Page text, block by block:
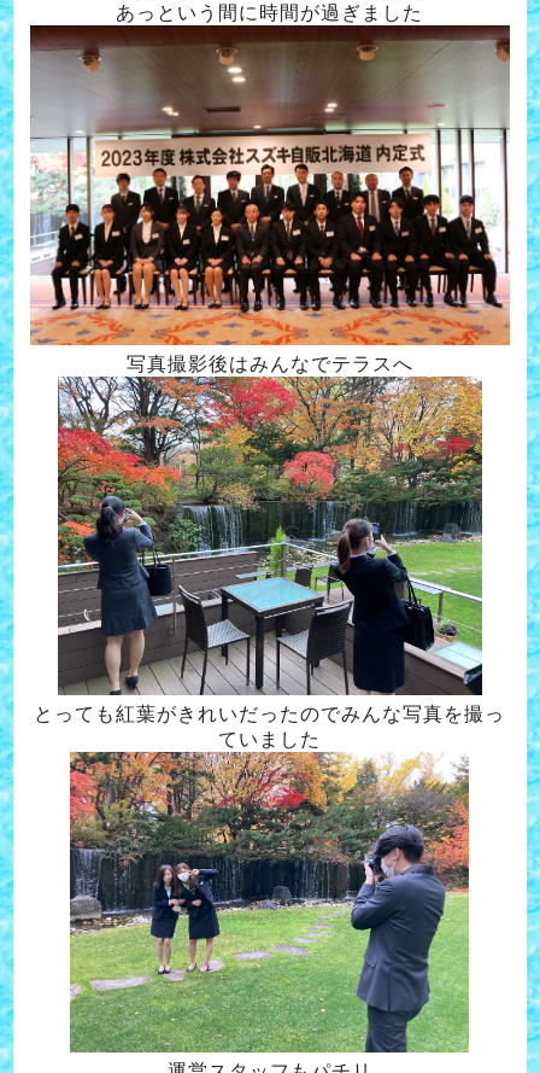
あっという間に時間が過ぎました
写真撮影後はみんなでテラスへ
とっても紅葉がきれいだったのでみんな写真を撮っ
ていました